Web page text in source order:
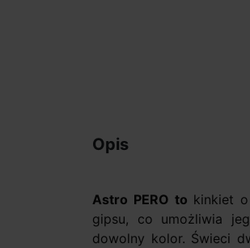
Opis
Astro PERO to kinkiet
gipsu, co umożliwia
dowolny kolor. Świeci